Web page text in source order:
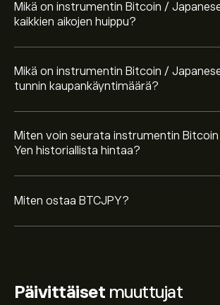
Mikä on instrumentin Bitcoin /
kaikkien aikojen huippu?
Mikä on instrumentin Bitcoin /
tunnin kaupankäyntimäärä?
Miten voin seurata instrumentin
Yen historiallista hintaa?
Miten ostaa BTCJPY?
Päivittäiset muuttujat